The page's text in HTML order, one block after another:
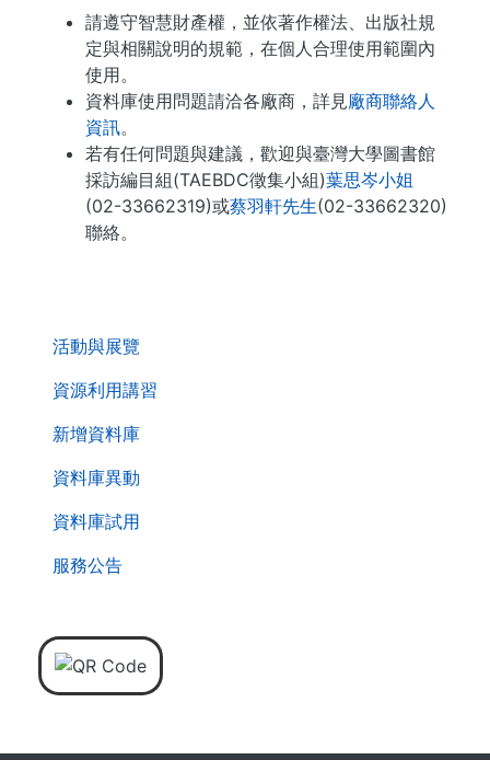
活動與展覽
資源利用講習
新增資料庫
資料庫異動
資料庫試用
服務公告
請遵守智慧財產權，並依著作權法、出版社規
定與相關說明的規範，在個人合理使用範圍內
使用。
資料庫使用問題請洽各廠商，詳見廠商聯絡人
資訊。
若有任何問題與建議，歡迎與臺灣大學圖書館
採訪編目組(TAEBDC徵集小組)葉思岑小姐
(02-33662319)或蔡羽軒先生(02-33662320)
聯絡。